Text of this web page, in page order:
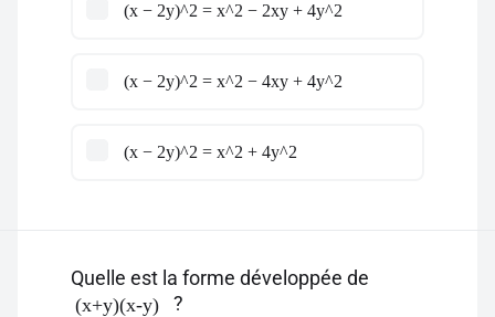
(x − 2y)^2 = x^2 − 2xy + 4y^2
(x − 2y)^2 = x^2 − 4xy + 4y^2
(x − 2y)^2 = x^2 + 4y^2
Quelle est la forme développée de
(x+y)(x-y) ?